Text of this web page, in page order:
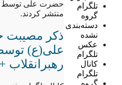
تلگرام
گروه
دسته‌بندی
نشده
عکس
تلگرام
کانال
تلگرام
حضرت علی توسط
منتشر کردند.
ذکر
علی(ع)
رهبرانقلاب